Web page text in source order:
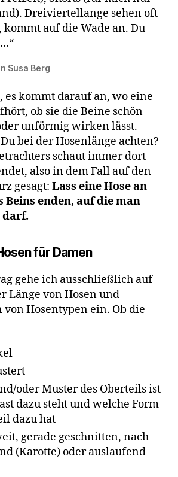
Dreiviertellange sehen oft
kommt auf die Wade an. Du
Susa Berg
es kommt darauf an, wo eine
ob sie die Beine schön
unförmig wirken lässt.
bei der Hosenlänge achten?
schaut immer dort
also in dem Fall auf den
gesagt: Lass eine Hose an
Beins enden, auf die man
darf.
für Damen
gehe ich ausschließlich auf
Länge von Hosen und
Hosentypen ein. Ob die
oder Muster des Oberteils ist
dazu steht und welche Form
dazu hat
gerade geschnitten, nach
(Karotte) oder auslaufend